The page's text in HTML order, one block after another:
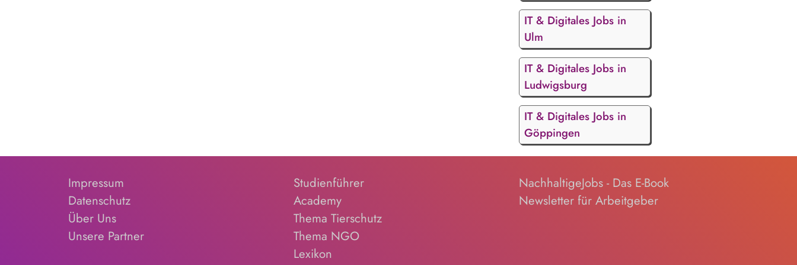
IT & Digitales Jobs in
Ulm
IT & Digitales Jobs in
Ludwigsburg
IT & Digitales Jobs in
Göppingen
Impressum
Datenschutz
Über Uns
Unsere Partner
Studienführer
Academy
Thema Tierschutz
Thema NGO
Lexikon
NachhaltigeJobs - Das E-Book
Newsletter für Arbeitgeber